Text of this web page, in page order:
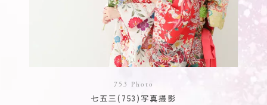
753 Photo
七五三(753)写真撮影